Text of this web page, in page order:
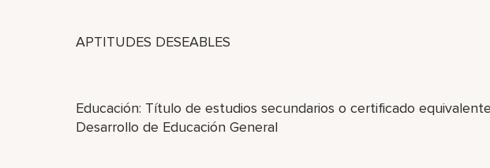
APTITUDES DESEABLES
Educación: Título de estudios secundarios o certificado
Desarrollo de Educación General